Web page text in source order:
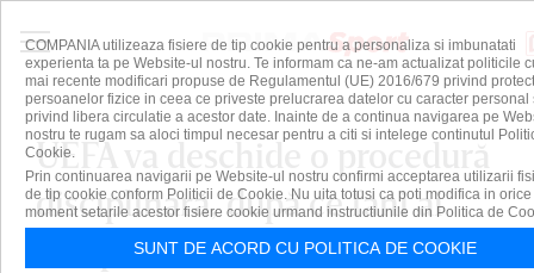
UEFA va deschide o procedură
disciplinară, după ce fani ai
echipei PSG au invadat terenul
COMPANIA utilizeaza fisiere de tip cookie pentru a personaliza si imbunatati
experienta ta pe Website-ul nostru. Te informam ca ne-am actualizat politicile
mai recente modificari propuse de Regulamentul (UE) 2016/679 privind
persoanelor fizice in ceea ce priveste prelucrarea datelor cu caracter personal
privind libera circulatie a acestor date. Inainte de a continua navigarea pe
nostru te rugam sa aloci timpul necesar pentru a citi si intelege continutul
Cookie.
Prin continuarea navigarii pe Website-ul nostru confirmi acceptarea utilizarii
de tip cookie conform Politicii de Cookie. Nu uita totusi ca poti modifica in orice
moment setarile acestor fisiere cookie urmand instructiunile din Politica de
SUNT DE ACORD CU POLITICA DE COOKIE